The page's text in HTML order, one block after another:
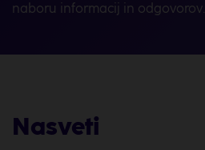
naboru informacij in odgovorov.
Nasveti